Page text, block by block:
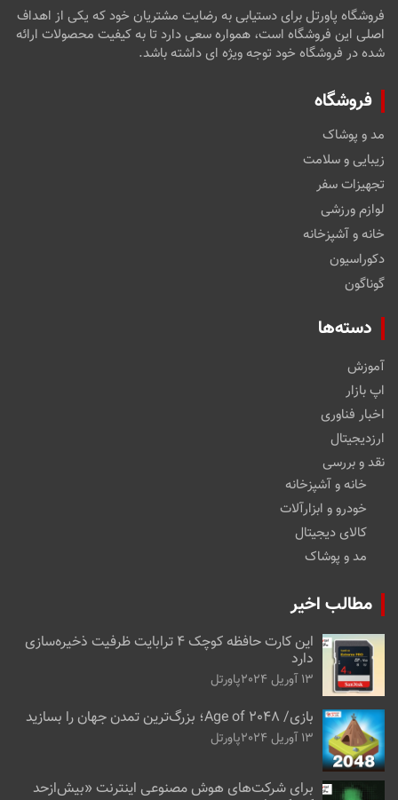
فروشگاه پاورتل برای دستیابی به رضایت مشتریان خود که یکی از اهداف
اصلی این فروشگاه است، همواره سعی دارد تا به کیفیت محصولات ارائه
شده در فروشگاه خود توجه ویژه ای داشته باشد.
فروشگاه
مد و پوشاک
زیبایی و سلامت
تجهیزات سفر
لوازم ورزشی
خانه و آشپزخانه
دکوراسیون
گوناگون
دسته‌ها
آموزش
اپ بازار
اخبار فناوری
ارزدیجیتال
نقد و بررسی
خانه و آشپزخانه
خودرو و ابزارآلات
کالای دیجیتال
مد و پوشاک
مطالب اخیر
این کارت حافظه کوچک ۴ ترابایت ظرفیت ذخیره‌سازی
دارد
13 آوریل 2024 پاورتل
بازی/ Age of 2048؛ بزرگ‌ترین تمدن جهان را بسازید
13 آوریل 2024 پاورتل
برای شرکت‌های هوش مصنوعی اینترنت «بیش‌از‌حد